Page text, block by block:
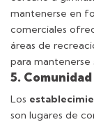
mantenerse en
comerciales
áreas de
para
5.
Los
son lugares de